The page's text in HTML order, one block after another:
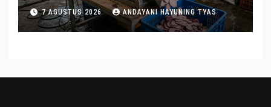
7 AGUSTUS 2026 ANDAYANI HAYUNING TYAS